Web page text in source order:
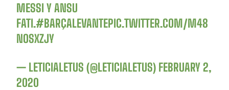
MESSI Y ANSU
FATI.#BARÇALEVANTEPIC.TWITTER.COM/M48
NOSXZJY
— LETICIALETUS (@LETICIALETUS) FEBRUARY 2,
2020